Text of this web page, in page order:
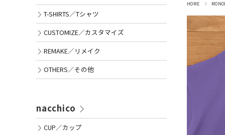
HOME
T-SHIRTS／Tシャツ
CUSTOMIZE／カスタマイズ
REMAKE／リメイク
OTHERS／その他
nacchico
CUP／カップ